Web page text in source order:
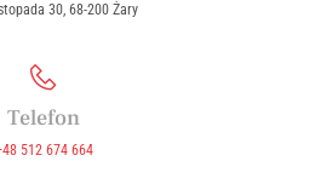
30, 68-200 Żary
Telefon
512 674 664